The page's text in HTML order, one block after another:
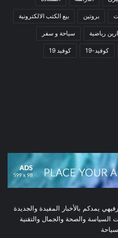
بروتين بيع الكتب الالكترونية
رياضية سياحة و سفر
كوفيد-19 كوفيد 19
يمدكم بالأخبار المفيدة والجديدة
السياسة والصحة والجمال والتقنية